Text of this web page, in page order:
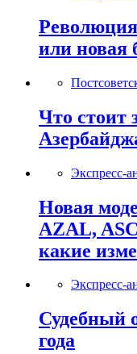
или новая
Что стоит
Экспресс-
Новая
AZAL,
какие
Экспресс-
Судебный
года